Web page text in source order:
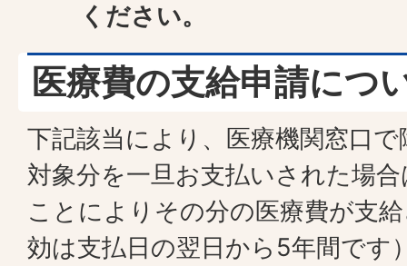
ください。
医療費の支給申請につ
下記該当により、医療機関窓口
対象分を一旦お支払いされた場
ことによりその分の医療費が支
効は支払日の翌日から5年間です